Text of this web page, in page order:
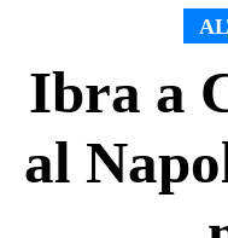
Ibra a
al